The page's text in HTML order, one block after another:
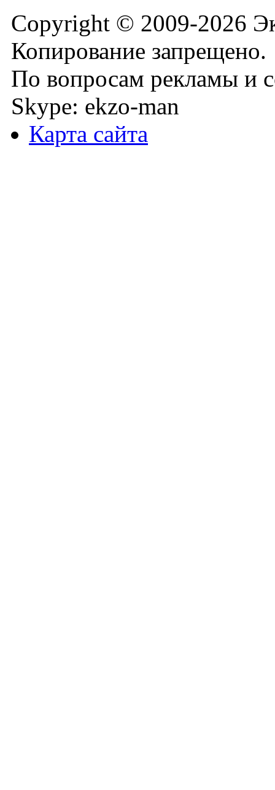
Copyright © 2009-2026
Копирование запрещено.
По вопросам рекламы и
Skype: ekzo-man
Карта сайта